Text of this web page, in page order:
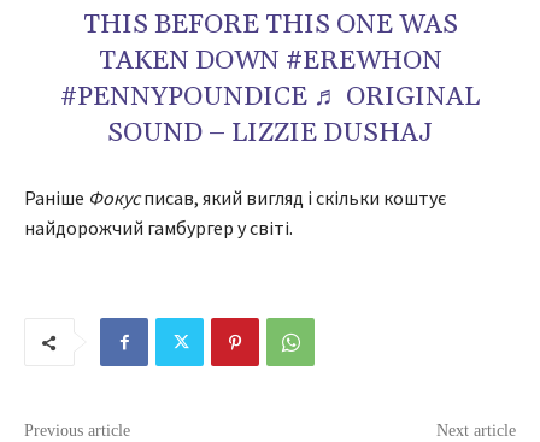
THIS BEFORE THIS ONE WAS
TAKEN DOWN #EREWHON
#PENNYPOUNDICE ♬ ORIGINAL
SOUND – LIZZIE DUSHAJ
Раніше Фокусписав, який вигляд і скільки коштує
найдорожчий гамбургер у світі.
Previous article Next article